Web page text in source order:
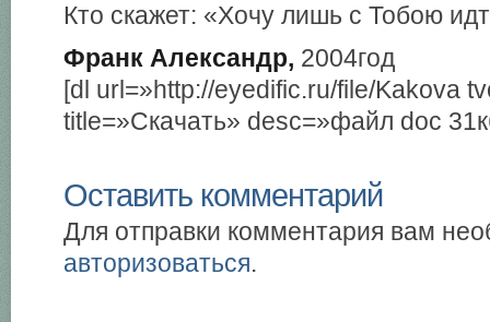
Кто скажет: «Хочу лишь с Тобою
Франк Александр, 2004год
[dl url=»http://eyedific.ru/file/Kakova
title=»Скачать» desc=»файл doc
Оставить комментарий
Для отправки комментария вам
авторизоваться.